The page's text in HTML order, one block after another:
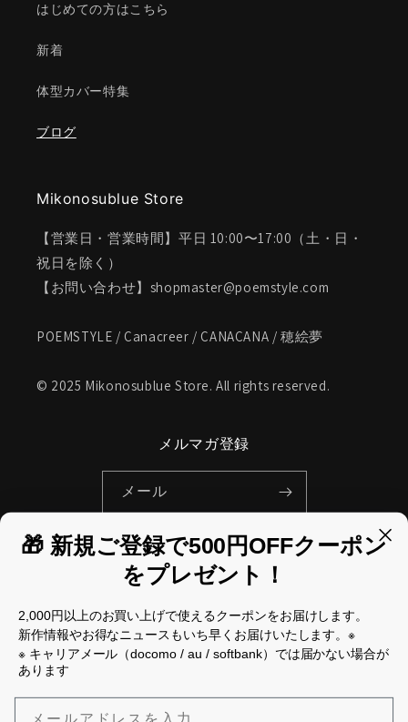
はじめての方はこちら
新着
体型カバー特集
ブログ
Mikonosublue Store
【営業日・営業時間】平日 10:00〜17:00（土・日・
祝日を除く）
【お問い合わせ】shopmaster@poemstyle.com
POEMSTYLE / Canacreer / CANACANA / 穂絵夢
© 2025 Mikonosublue Store. All rights reserved.
メルマガ登録
メール
FacebookInstagramPinterest
国/地域
日本 | JPY ¥
決
🎁 新規ご登録で500円OFFクーポン
をプレゼント！
2,000円以上のお買い上げで使えるクーポンをお届けします。
新作情報やお得なニュースもいち早くお届けいたします。※
※ キャリアメール（docomo / au / softbank）では届かない場合が
あります